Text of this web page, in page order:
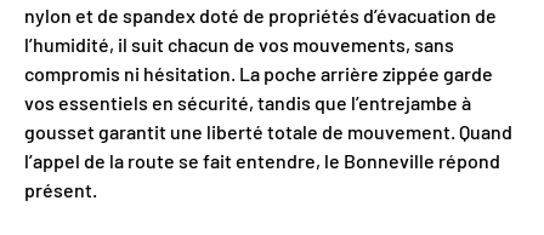
nylon et de spandex doté de propriétés d’évacuation de
l’humidité, il suit chacun de vos mouvements, sans
compromis ni hésitation. La poche arrière zippée garde
vos essentiels en sécurité, tandis que l’entrejambe à
gousset garantit une liberté totale de mouvement. Quand
l’appel de la route se fait entendre, le Bonneville répond
présent.